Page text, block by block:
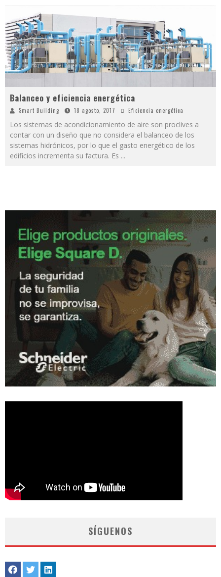
Balanceo y eficiencia energética
Smart Building 18 agosto, 2017 Eficiencia energética
Los sistemas de acondicionamiento de aire son proclives a
contar con un diseño que no considera el balanceo de los
sistemas hidrónicos, por lo que el gasto energético de los
edificios incrementa su factura. Es ...
SÍGUENOS